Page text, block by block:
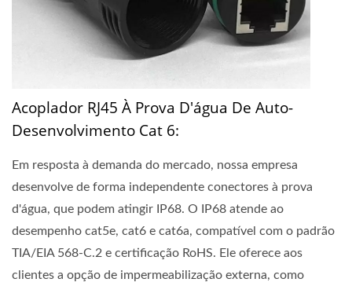
Acoplador RJ45 À Prova D'água De Auto-
Desenvolvimento Cat 6:
Em resposta à demanda do mercado, nossa empresa
desenvolve de forma independente conectores à prova
d'água, que podem atingir IP68. O IP68 atende ao
desempenho cat5e, cat6 e cat6a, compatível com o padrão
TIA/EIA 568-C.2 e certificação RoHS. Ele oferece aos
clientes a opção de impermeabilização externa, como